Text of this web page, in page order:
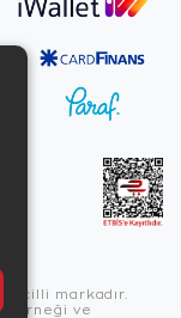
markadır.
Derneği ve